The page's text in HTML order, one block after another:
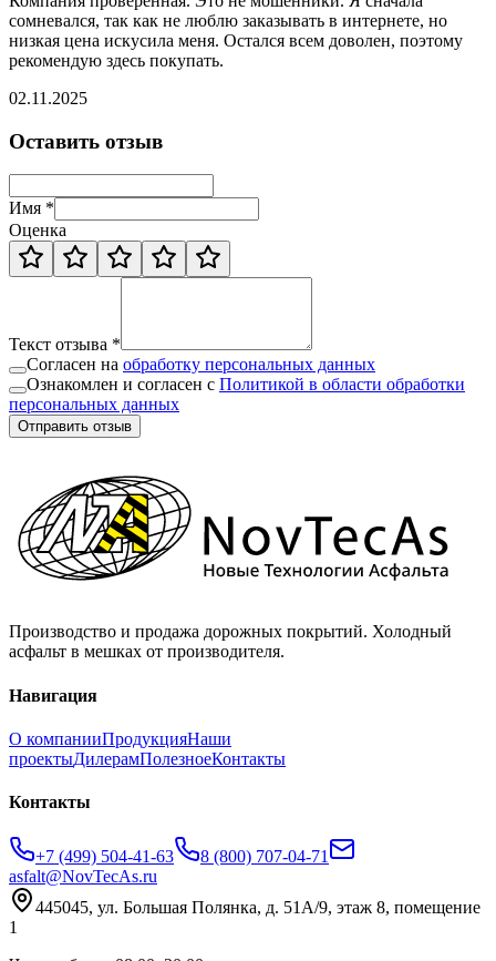
сомневался, так как не люблю заказывать в интернете, но
низкая цена искусила меня. Остался всем доволен, поэтому
рекомендую здесь покупать.
02.11.2025
Оставить отзыв
Имя *
Оценка
Текст отзыва *
Согласен на обработку персональных данных
Ознакомлен и согласен с Политикой в области обработки
персональных данных
Отправить отзыв
Производство и продажа дорожных покрытий. Холодный
асфальт в мешках от производителя.
Навигация
О компанииПродукцияНаши
проектыДилерамПолезноеКонтакты
Контакты
+7 (499) 504-41-63
8 (800) 707-04-71
asfalt@NovTecAs.ru
445045, ул. Большая Полянка, д. 51А/9, этаж 8, помещение
1